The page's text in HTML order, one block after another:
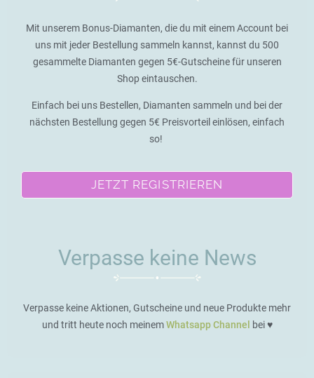
Mit unserem Bonus-Diamanten, die du mit einem Account bei
uns mit jeder Bestellung sammeln kannst, kannst du 500
gesammelte Diamanten gegen 5€-Gutscheine für unseren
Shop eintauschen.
Einfach bei uns Bestellen, Diamanten sammeln und bei der
nächsten Bestellung gegen 5€ Preisvorteil einlösen, einfach
so!
JETZT REGISTRIEREN
Verpasse keine News
Verpasse keine Aktionen, Gutscheine und neue Produkte mehr
und tritt heute noch meinemWhatsapp Channel bei ♥️